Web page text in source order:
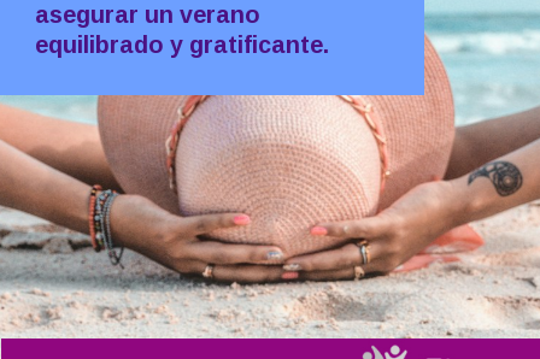
asegurar un verano
equilibrado y gratificante.